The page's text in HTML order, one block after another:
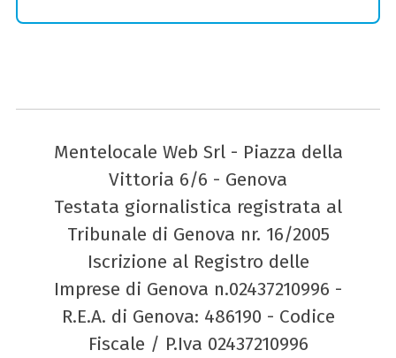
Mentelocale Web Srl - Piazza della
Vittoria 6/6 - Genova
Testata giornalistica registrata al
Tribunale di Genova nr. 16/2005
Iscrizione al Registro delle
Imprese di Genova n.02437210996 -
R.E.A. di Genova: 486190 - Codice
Fiscale / P.Iva 02437210996